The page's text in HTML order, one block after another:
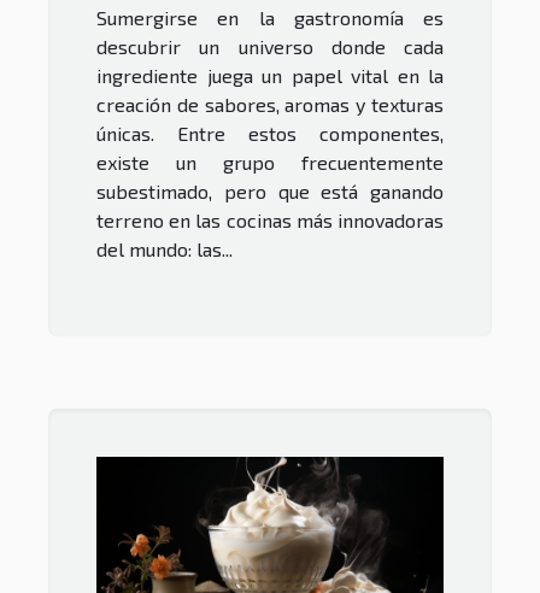
la cocina
Sumergirse en la gastronomía es
descubrir un universo donde cada
ingrediente juega un papel vital en la
creación de sabores, aromas y texturas
únicas. Entre estos componentes,
existe un grupo frecuentemente
subestimado, pero que está ganando
terreno en las cocinas más innovadoras
del mundo: las...